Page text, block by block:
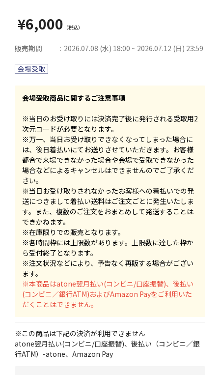
¥6,000
販売期間 2026.07.08 (水) 18:00 ~ 2026.07.12 (日) 23:59
会場受取商品に関するご注意事項
※当日のお受け取りには決済完了後に発行される受取用2
次元コードが必要となります。
※万一、当日お受け取りできなくなってしまった場合に
は、後日着払いにてお送りさせていただきます。お客様
都合で来場できなかった場合や会場で受取できなかった
場合などによるキャンセルはできませんのでご了承くだ
さい。
※当日お受け取りされなかったお客様への着払いでの発
送につきまして着払い送料はご注文ごとに発生いたしま
す。また、複数のご注文をおまとめして発送することは
できかねます。
※在庫限りでの販売となります。
※各時間枠には上限数があります。上限数に達した枠か
ら受付終了となります。
※注文状況などにより、予告なく再販する場合がござい
ます。
※本商品はatone翌月払い(コンビニ/口座振替)、後払い
(コンビニ／銀行ATM)およびAmazon Payをご利用いた
だくことはできません。
※この商品は下記の決済が利用できません
atone翌月払い(コンビニ/口座振替)、後払い（コンビニ／銀
行ATM）-atone、Amazon Pay